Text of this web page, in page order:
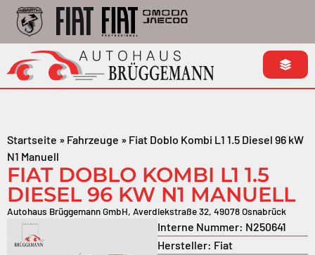
Startseite » Fahrzeuge » Fiat Doblo Kombi L1 1.5 Diesel 96 kW
N1 Manuell
FIAT DOBLO KOMBI L1 1.5
DIESEL 96 KW N1 MANUELL
Autohaus Brüggemann GmbH, Averdiekstraße 32, 49078 Osnabrück
Interne Nummer: N250641
Hersteller: Fiat